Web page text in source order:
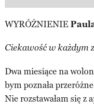
WYRÓŻNIENIE
Ciekawość w każdym
Dwa miesiące na
bym poznała
Nie rozstawałam się z